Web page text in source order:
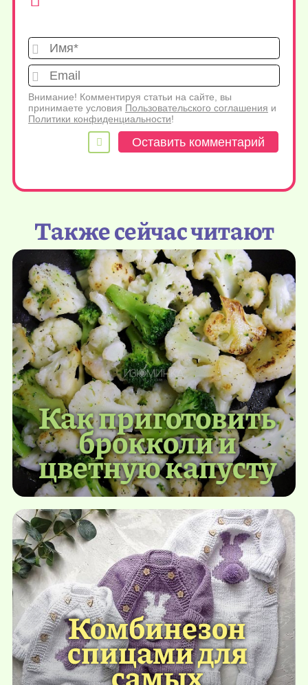
Имя*
Внимание! Комментируя статьи на сайте, вы
принимаете условия Пользовательского соглашения и
Политики конфиденциальности!
Также сейчас читают
Как приготовить
брокколи и
цветную капусту
Комбинезон
спицами для